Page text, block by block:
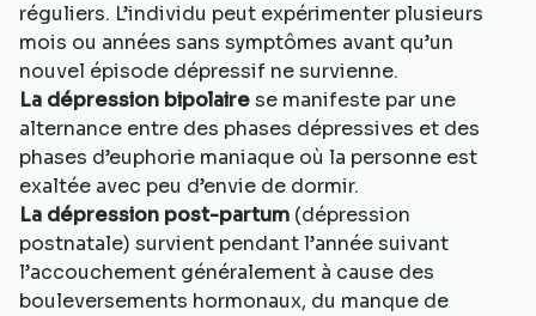
réguliers. L’individu peut expérimenter plusieurs
mois ou années sans symptômes avant qu’un
nouvel épisode dépressif ne survienne.
La dépression bipolairese manifeste par une
alternance entre des phases dépressives et des
phases d’euphorie maniaque où la personne est
exaltée avec peu d’envie de dormir.
La dépression post-partum (dépression
postnatale) survient pendant l’année suivant
l’accouchement généralement à cause des
bouleversements hormonaux, du manque de